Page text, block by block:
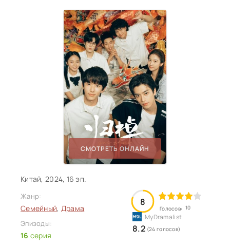
СМОТРЕТЬ ОНЛАЙН
Китай, 2024, 16 эп.
Жанр:
Семейный, Драма
Эпизоды:
16 серия
8
Голосов: 10
8.2 (24 голосов)